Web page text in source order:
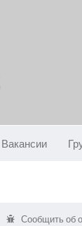
Вакансии
Сообщить об